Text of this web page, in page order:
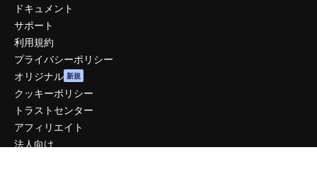
ドキュメント
サポート
利用規約
プライバシーポリシー
オリジナル 新規
クッキーポリシー
トラストセンター
アフィリエイト
法人向け